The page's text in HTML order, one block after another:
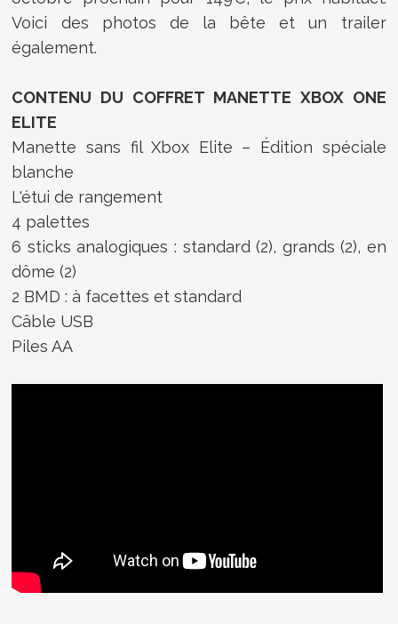
Voici des photos de la bête et un trailer
également.
CONTENU DU COFFRET MANETTE XBOX ONE
ELITE
Manette sans fil Xbox Elite – Édition spéciale
blanche
L'étui de rangement
4 palettes
6 sticks analogiques : standard (2), grands (2), en
dôme (2)
2 BMD : à facettes et standard
Câble USB
Piles AA